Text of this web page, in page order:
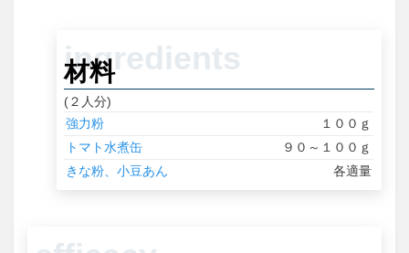
材料
(２人分)
強力粉
１００ｇ
トマト水煮缶
９０～１００ｇ
きな粉、小豆あん
各適量